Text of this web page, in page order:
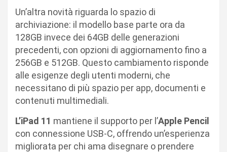
Un’altra novità riguarda lo spazio di
archiviazione: il modello base parte ora da
128GB invece dei 64GB delle generazioni
precedenti, con opzioni di aggiornamento fino a
256GB e 512GB. Questo cambiamento risponde
alle esigenze degli utenti moderni, che
necessitano di più spazio per app, documenti e
contenuti multimediali.
L’iPad 11 mantiene il supporto per l’Apple Pencil
con connessione USB-C, offrendo un’esperienza
migliorata per chi ama disegnare o prendere